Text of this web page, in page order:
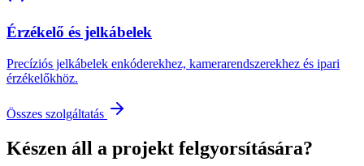
Érzékelő és jelkábelek
Precíziós jelkábelek enkóderekhez, kamerarendszerekhez és ipari
érzékelőkhöz.
Összes szolgáltatás
Készen áll a projekt felgyorsítására?